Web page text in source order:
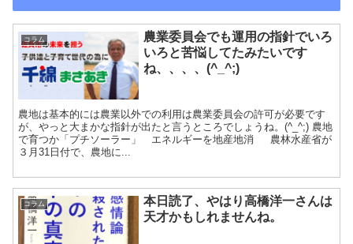
コラム
農業委員会でも運用の指針でいろ
いろと苦悩してたみたいです
ね、、、、(^_^;)
農地は基本的には農業以外での利用は農業委員会の許可が必要です
が、やっと大まかな指針が出たと言うところでしょうね。(^_^;) 農地
で育つか「プチソーラー」 エネルギーを地産地消 農林水産省が
３月31日付で、農地に...
コラム
本日読了、やはり高橋洋一さんは
天才かもしれませんね。